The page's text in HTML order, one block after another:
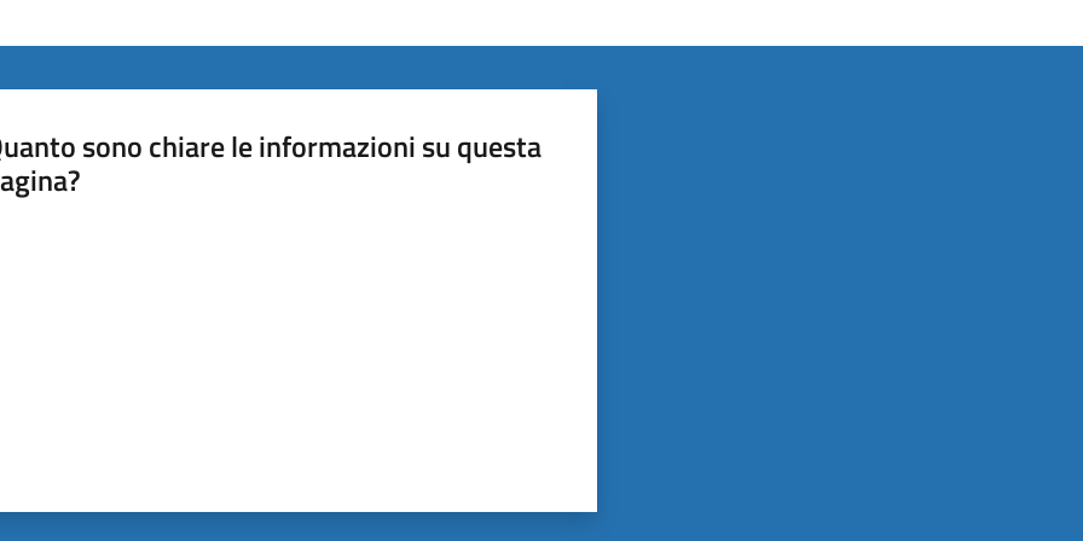
sono chiare le informazioni su questa